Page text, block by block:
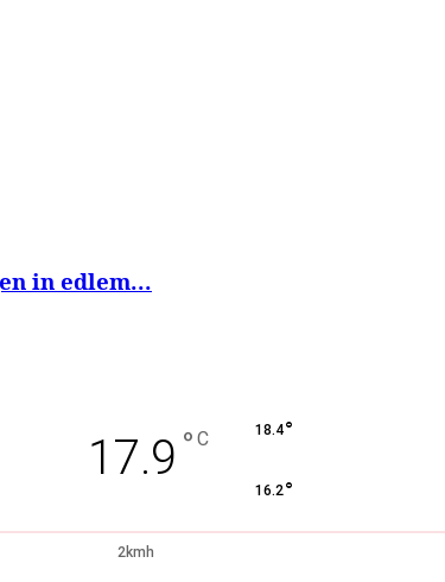
in edlem...
17.9 ° C 18.4°
16.2°
2kmh